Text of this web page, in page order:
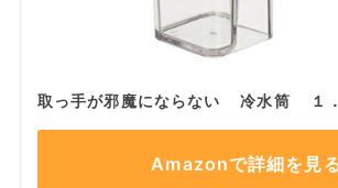
取っ手が邪魔にならない 冷水筒 １
Amazonで詳細を見